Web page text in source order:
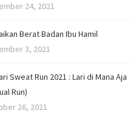
24, 2021
Berat Badan Ibu Hamil
3, 2021
Sweat Run 2021 : Lari di Mana Aja
Run)
26, 2021